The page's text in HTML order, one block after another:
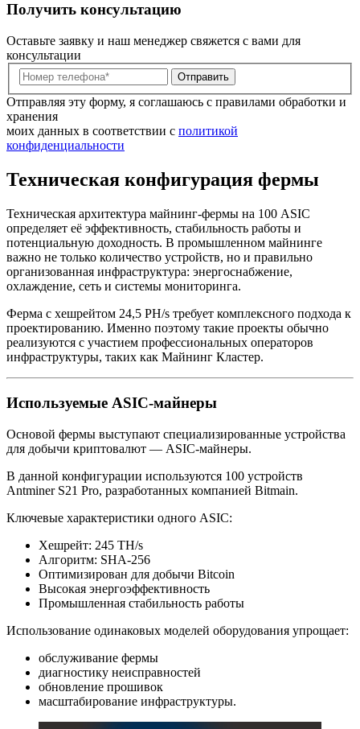
Получить консультацию
Оставьте заявку и наш менеджер свяжется с вами для
консультации
Отправить
Отправляя эту форму, я соглашаюсь с правилами обработки и
хранения
моих данных в соответствии с политикой
конфиденциальности
Техническая конфигурация фермы
Техническая архитектура майнинг‑фермы на 100 ASIC
определяет её эффективность, стабильность работы и
потенциальную доходность. В промышленном майнинге
важно не только количество устройств, но и правильно
организованная инфраструктура: энергоснабжение,
охлаждение, сеть и системы мониторинга.
Ферма с хешрейтом 24,5 PH/s требует комплексного подхода к
проектированию. Именно поэтому такие проекты обычно
реализуются с участием профессиональных операторов
инфраструктуры, таких как Майнинг Кластер.
Используемые ASIC‑майнеры
Основой фермы выступают специализированные устройства
для добычи криптовалют — ASIC‑майнеры.
В данной конфигурации используются 100 устройств
Antminer S21 Pro, разработанных компанией Bitmain.
Ключевые характеристики одного ASIC:
Хешрейт: 245 TH/s
Алгоритм: SHA‑256
Оптимизирован для добычи Bitcoin
Высокая энергоэффективность
Промышленная стабильность работы
Использование одинаковых моделей оборудования упрощает:
обслуживание фермы
диагностику неисправностей
обновление прошивок
масштабирование инфраструктуры.